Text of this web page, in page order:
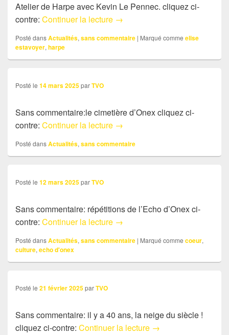
Atelier de Harpe avec Kevin Le Pennec. cliquez ci-
contre: Continuer la lecture Sans commentaire: Atelier de
→
Posté dansActualités, sans commentaire | Marqué comme elise
estavoyer, harpe
Posté le 14 mars 2025parTVO
Sans commentaire:le cimetière d’Onex cliquez ci-
contre: Continuer la lecture Sans commentaire:Cimetière
→
Posté dansActualités, sans commentaire
Posté le 12 mars 2025parTVO
Sans commentaire: répétitions de l’Echo d’Onex ci-
contre: Continuer la lecture Bilan 2020-2025
→
Posté dansActualités, sans commentaire | Marqué comme coeur,
culture, echo d'onex
Posté le 21 février 2025parTVO
Sans commentaire: il y a 40 ans, la neige du siècle !
cliquez ci-contre: Continuer la lecture Sans commentaire:
→